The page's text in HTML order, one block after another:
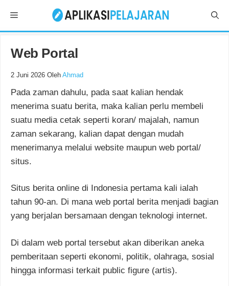
isi
Menu
Web Portal
2 Juni 2026 Oleh Ahmad
Pada zaman dahulu, pada saat kalian hendak
menerima suatu berita, maka kalian perlu membeli
suatu media cetak seperti koran/ majalah, namun
zaman sekarang, kalian dapat dengan mudah
menerimanya melalui website maupun web portal/
situs.
Situs berita online di Indonesia pertama kali ialah
tahun 90-an. Di mana web portal berita menjadi bagian
yang berjalan bersamaan dengan teknologi internet.
Di dalam web portal tersebut akan diberikan aneka
pemberitaan seperti ekonomi, politik, olahraga, sosial
hingga informasi terkait public figure (artis).